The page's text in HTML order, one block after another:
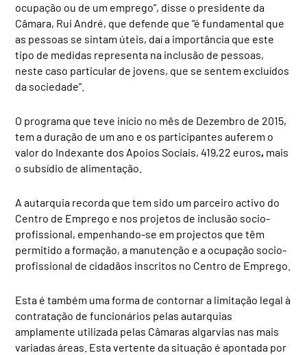
ocupação ou de um emprego”, disse o presidente da
Câmara, Rui André, que defende que “é fundamental que
as pessoas se sintam úteis, daí a importância que este
tipo de medidas representa na inclusão de pessoas,
neste caso particular de jovens, que se sentem excluídos
da sociedade”.
O programa que teve início no mês de Dezembro de 2015,
tem a duração de um ano e os participantes auferem o
valor do Indexante dos Apoios Sociais, 419,22 euros, mais
o subsídio de alimentação.
A autarquia recorda que tem sido um parceiro activo do
Centro de Emprego e nos projetos de inclusão socio-
profissional, empenhando-se em projectos que têm
permitido a formação, a manutenção e a ocupação socio-
profissional de cidadãos inscritos no Centro de Emprego.
Esta é também uma forma de contornar a limitação legal à
contratação de funcionários pelas autarquias
amplamente utilizada pelas Câmaras algarvias nas mais
variadas áreas. Esta vertente da situação é apontada por